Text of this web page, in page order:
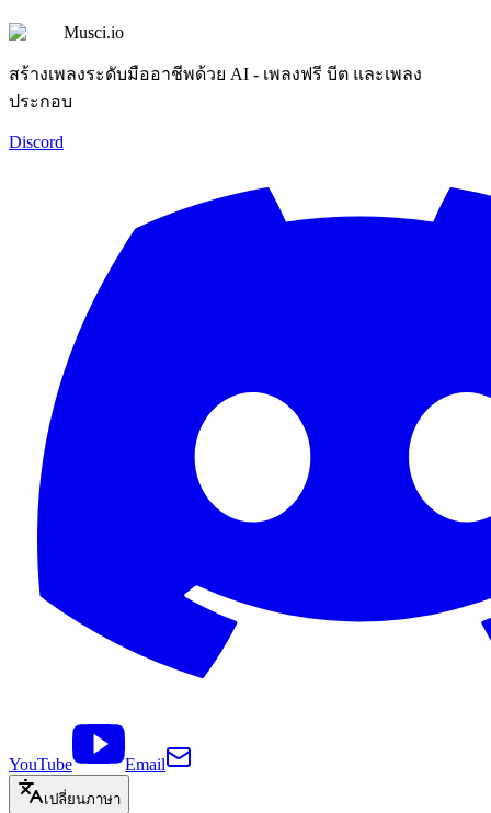
Musci.io
สร้างเพลงระดับมืออาชีพด้วย AI - เพลงฟรี บีต และเพลง
ประกอบ
Discord
YouTube Email
เปลี่ยนภาษา